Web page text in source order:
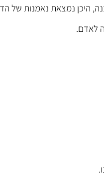
היכן נמצאת נאמנות של
לאדם.